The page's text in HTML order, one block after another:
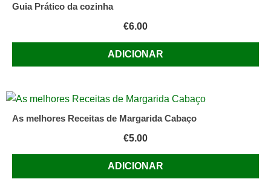
Guia Prático da cozinha
€6.00
ADICIONAR
As melhores Receitas de Margarida Cabaço
€5.00
ADICIONAR